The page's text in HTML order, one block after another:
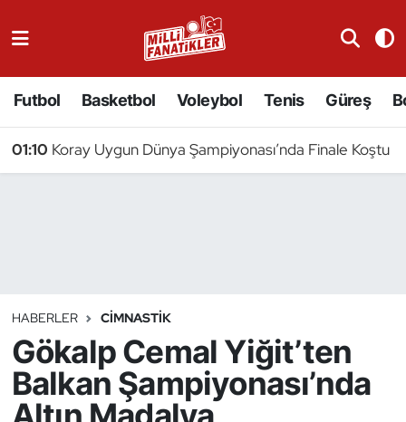
Futbol Basketbol Voleybol Tenis Güreş
01:10 Koray Uygun Dünya Şampiyonası’nda Finale Koştu
HABERLER CIMNASTIK
Gökalp Cemal Yiğit’ten
Balkan Şampiyonası’nda
Badminton
Binicilik
Bisiklet